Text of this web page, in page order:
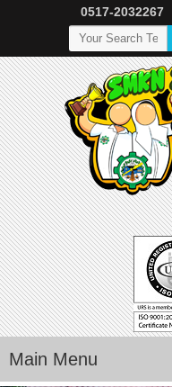
0517-2032267
Main Menu